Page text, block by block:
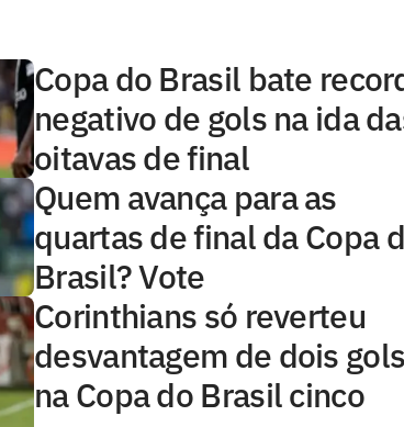
Copa do Brasil bate
negativo de gols na ida
oitavas de final
Quem avança para as
quartas de final da Copa
Brasil? Vote
Corinthians só reverteu
desvantagem de dois gols
na Copa do Brasil cinco